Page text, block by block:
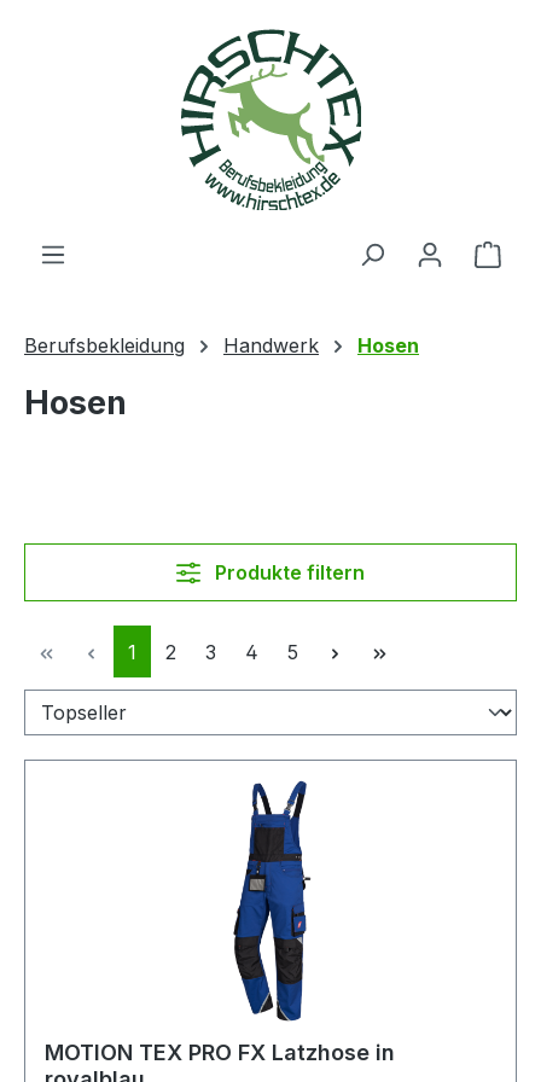
Berufsbekleidung Handwerk Hosen
Hosen
Produkte filtern
Seite
1 Seite
2 Seite
3 Seite
4 Seite
5
MOTION TEX PRO FX Latzhose in